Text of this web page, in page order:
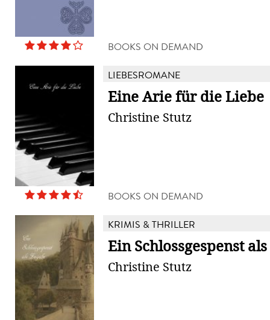
BOOKS ON DEMAND
LIEBESROMANE
Eine Arie für die Liebe
Christine Stutz
BOOKS ON DEMAND
KRIMIS & THRILLER
Ein Schlossgespenst
Christine Stutz